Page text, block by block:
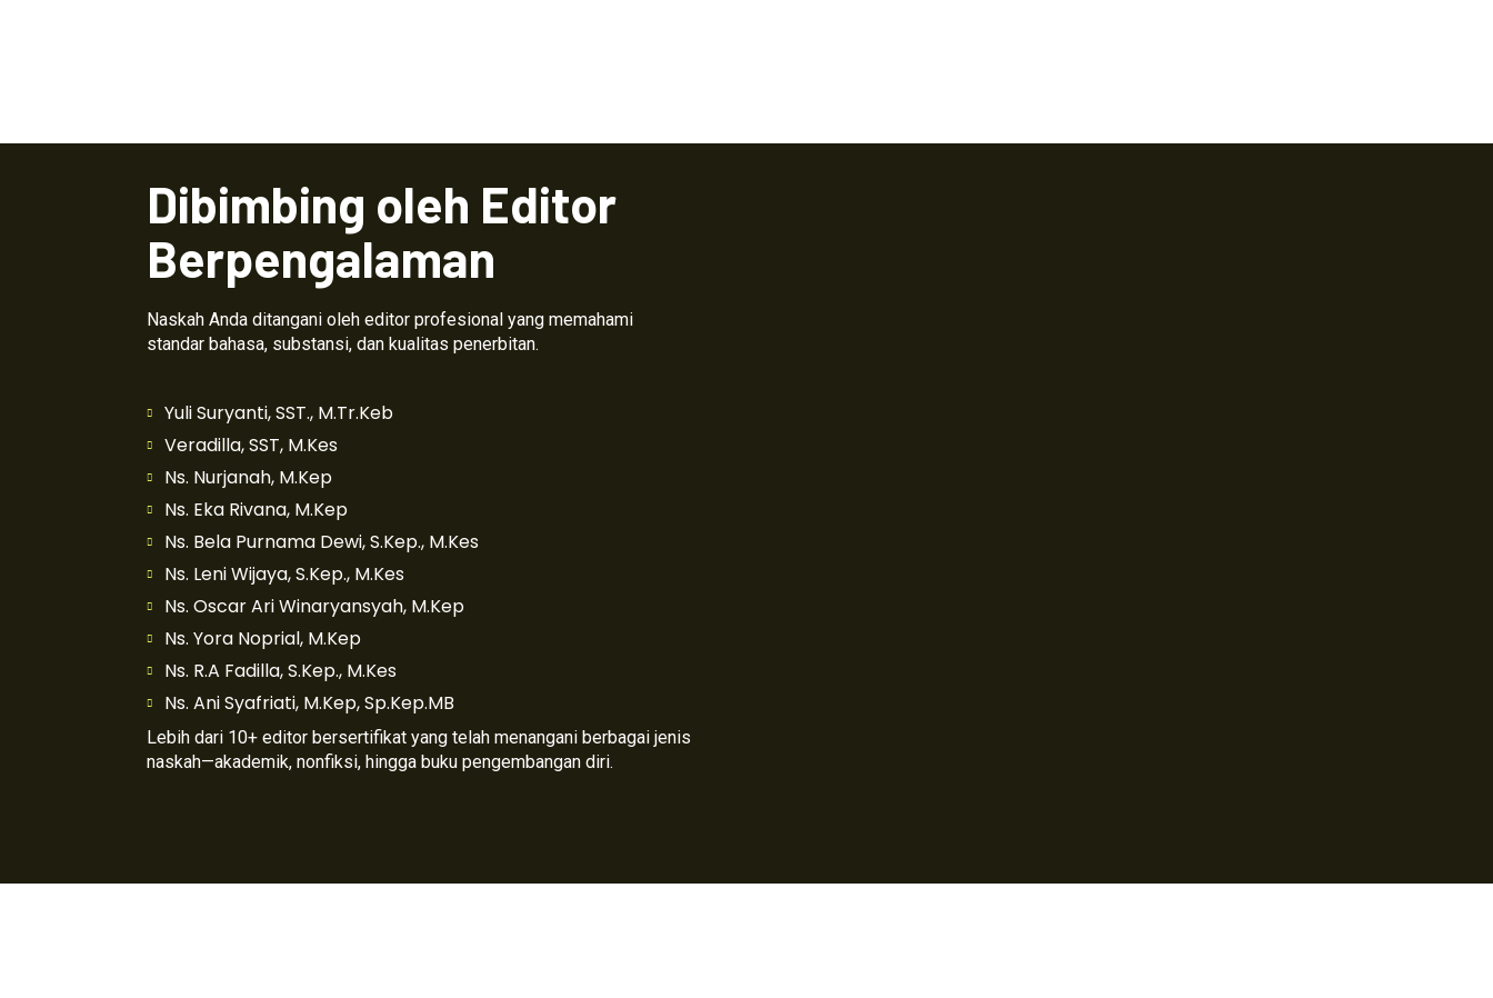
Dibimbing oleh Editor
Berpengalaman
Naskah Anda ditangani oleh editor profesional yang memahami
standar bahasa, substansi, dan kualitas penerbitan.
Yuli Suryanti, SST., M.Tr.Keb
Veradilla, SST, M.Kes
Ns. Nurjanah, M.Kep
Ns. Eka Rivana, M.Kep
Ns. Bela Purnama Dewi, S.Kep., M.Kes
Ns. Leni Wijaya, S.Kep., M.Kes
Ns. Oscar Ari Winaryansyah, M.Kep
Ns. Yora Noprial, M.Kep
Ns. R.A Fadilla, S.Kep., M.Kes
Ns. Ani Syafriati, M.Kep, Sp.Kep.MB
Lebih dari 10+ editor bersertifikat yang telah menangani berbagai jenis
naskah—akademik, nonfiksi, hingga buku pengembangan diri.